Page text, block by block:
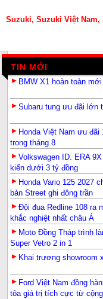
Suzuki, Suzuki Việt Nam,
TIN MỚI
BMW X1 hoàn toàn
Subaru tung ưu đãi lớn
Honda Việt Nam ưu
trong tháng 8
Volkswagen ID. ERA
kiến dưới 3 tỷ đồng
Honda Vario 125 2027
bản Street ghi đông trần
Đội đua Redline 108 ra
khắc nghiệt nhất châu Á
Moto Đồng Tháp trình
Super Vetro 2 in 1
Khai trương showroom
Ford Việt Nam đồng
tỏa giá trị tích cực từ